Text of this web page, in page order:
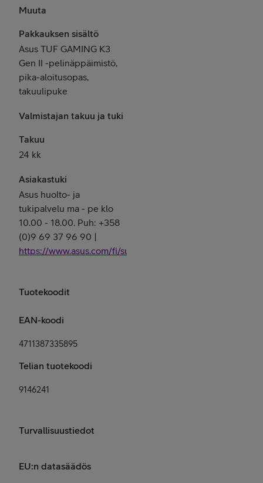
Muuta
Pakkauksen sisältö
Asus TUF GAMING K3
Gen II -pelinäppäimistö,
pika-aloitusopas,
takuulipuke
Valmistajan takuu ja tuki
Takuu
24 kk
Asiakastuki
Asus huolto- ja
tukipalvelu ma - pe klo
10.00 - 18.00. Puh: +358
(0)9 69 37 96 90 |
https://www.asus.com/fi/support/
Tuotekoodit
EAN-koodi
4711387335895
Telian tuotekoodi
9146241
Turvallisuustiedot
EU:n datasäädös